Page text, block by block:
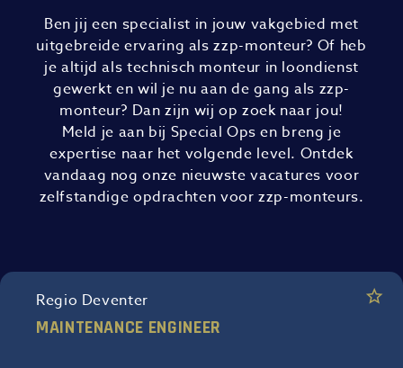
Ben jij een specialist in jouw vakgebied met
uitgebreide ervaring als zzp-monteur? Of heb
je altijd als technisch monteur in loondienst
gewerkt en wil je nu aan de gang als zzp-
monteur? Dan zijn wij op zoek naar jou!
Meld je aan bij Special Ops en breng je
expertise naar het volgende level. Ontdek
vandaag nog onze nieuwste vacatures voor
zelfstandige opdrachten voor zzp-monteurs.
Regio Deventer
MAINTENANCE ENGINEER